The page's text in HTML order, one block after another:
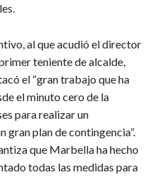
al que acudió el director
teniente de alcalde,
el “gran trabajo que ha
el minuto cero de la
para realizar un
gran plan de contingencia”.
que Marbella ha hecho
todas las medidas para